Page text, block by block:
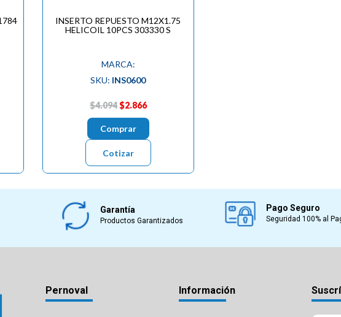
INSERTO REPUESTO M12X1.75
HELICOIL 10PCS 303330 S
MARCA:
SKU: INS0600
$4.094$2.866
Comprar
Cotizar
Garantía
Productos Garantizados
Pago Seguro
Seguridad 100% al
Pernoval Información